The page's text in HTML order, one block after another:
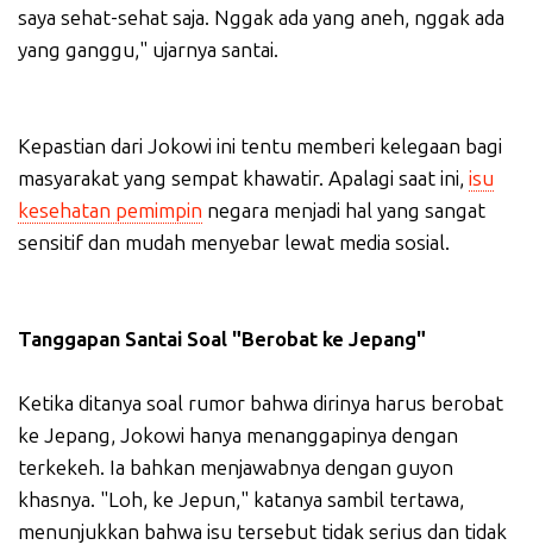
saya sehat-sehat saja. Nggak ada yang aneh, nggak ada
yang ganggu," ujarnya santai.
Kepastian dari Jokowi ini tentu memberi kelegaan bagi
masyarakat yang sempat khawatir. Apalagi saat ini, isu
kesehatan pemimpin negara menjadi hal yang sangat
sensitif dan mudah menyebar lewat media sosial.
Tanggapan Santai Soal "Berobat ke Jepang"
Ketika ditanya soal rumor bahwa dirinya harus berobat
ke Jepang, Jokowi hanya menanggapinya dengan
terkekeh. Ia bahkan menjawabnya dengan guyon
khasnya. "Loh, ke Jepun," katanya sambil tertawa,
menunjukkan bahwa isu tersebut tidak serius dan tidak